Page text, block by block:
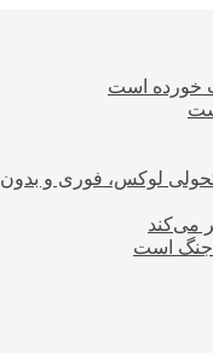
خورده است
تحولی لوکس، فوری و
می‌کند
است